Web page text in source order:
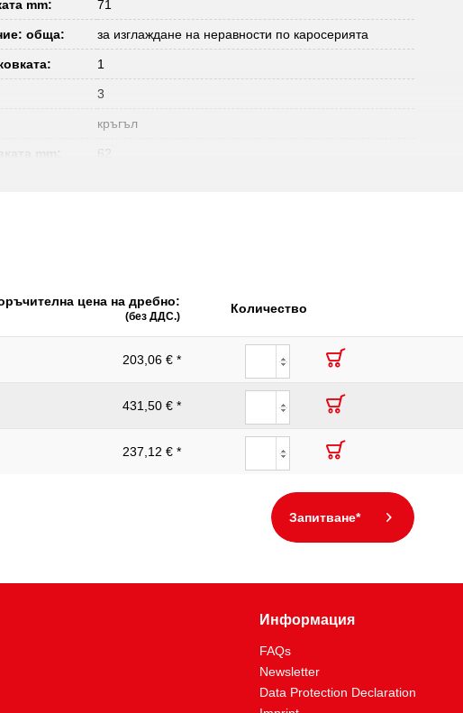
mm: 71
обща: за изглаждане на неравности по каросерията
1
3
кръгъл
mm:
62
цена на дребно:
(без ДДС.)
Количество
203,06 € *
431,50 € *
237,12 € *
Запитване*
Информация
FAQs
Newsletter
Data Protection Declaration